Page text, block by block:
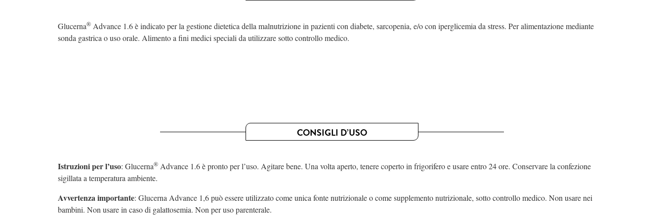
Glucerna® Advance 1.6 è indicato per la gestione dietetica della malnutrizione in pazienti con diabete, sarcopenia, e/o con iperglicemia da stress. Per alimentazione mediante
sonda gastrica o uso orale. Alimento a fini medici speciali da utilizzare sotto controllo medico.
CONSIGLI D’USO
Istruzioni per l’uso: Glucerna® Advance 1.6 è pronto per l’uso. Agitare bene. Una volta aperto, tenere coperto in frigorifero e usare entro 24 ore. Conservare la confezione
sigillata a temperatura ambiente.
Avvertenza importante: Glucerna Advance 1,6 può essere utilizzato come unica fonte nutrizionale o come supplemento nutrizionale, sotto controllo medico. Non usare nei
bambini. Non usare in caso di galattosemia. Non per uso parenterale.